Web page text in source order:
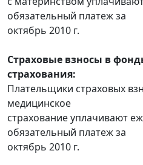
обязательный платеж за
октябрь 2010 г.
Страховые взносы в
страхования:
Плательщики страховых
медицинское
страхование уплачивают
обязательный платеж за
октябрь 2010 г.